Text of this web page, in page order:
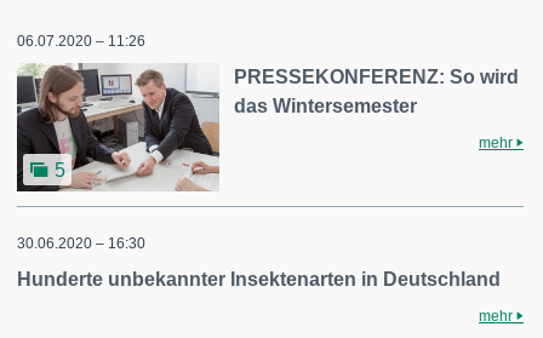
06.07.2020 – 11:26
5
PRESSEKONFERENZ: So wird
das Wintersemester
mehr
30.06.2020 – 16:30
Hunderte unbekannter Insektenarten in Deutschland
mehr